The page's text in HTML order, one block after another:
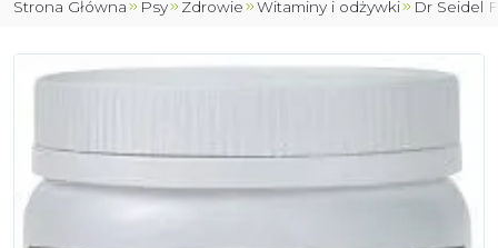
Strona Główna Psy Zdrowie Witaminy i odżywki Dr